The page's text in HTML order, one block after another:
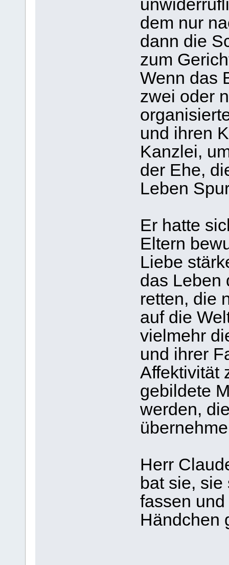
dem nur
dann die
zum
Wenn das
zwei oder
und ihren
Kanzlei,
der Ehe,
Leben
Er hatte
Eltern
Liebe
das Leben
retten, die
auf die
vielmehr
und ihrer
Affektivität
gebildete
werden,
Herr
bat sie,
fassen
Händchen